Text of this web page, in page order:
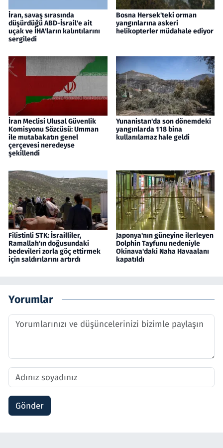
İran, savaş sırasında
düşürdüğü ABD-İsrail'e ait
uçak ve İHA'ların kalıntılarını
sergiledi
Bosna Hersek'teki orman
yangınlarına askeri
helikopterler müdahale ediyor
İran Meclisi Ulusal Güvenlik
Komisyonu Sözcüsü: Umman
ile mutabakatın genel
çerçevesi neredeyse
şekillendi
Yunanistan'da son dönemdeki
yangınlarda 118 bina
kullanılamaz hale geldi
Filistinli STK: İsrailliler,
Ramallah'ın doğusundaki
bedevileri zorla göç ettirmek
için saldırılarını artırdı
Japonya'nın güneyine ilerleyen
Dolphin Tayfunu nedeniyle
Okinava'daki Naha Havaalanı
kapatıldı
Yorumlar
Gönder